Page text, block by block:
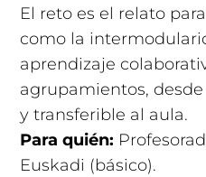
El reto es el relato
como la
aprendizaje
agrupamientos,
y transferible al aula.
Para quién:
Euskadi (básico).